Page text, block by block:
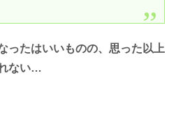
ったはいいものの、思った以上
ない…